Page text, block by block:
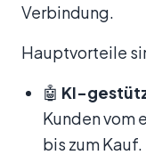
Verbindung.
Hauptvorteile
🤖 KI-
Kunden vom
bis zum Kauf.